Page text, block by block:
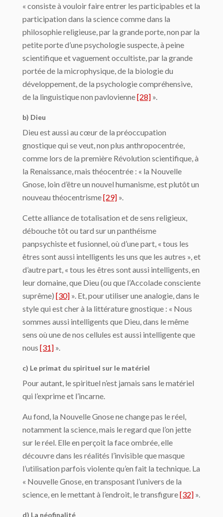
« consiste à vouloir faire entrer les participables et la
participation dans la science comme dans la
philosophie religieuse, par la grande porte, non par la
petite porte d’une psychologie suspecte, à peine
scientifique et vaguement occultiste, par la grande
portée de la microphysique, de la biologie du
développement, de la psychologie compréhensive,
de la linguistique non pavlovienne[28] ».
b) Dieu
Dieu est aussi au cœur de la préoccupation
gnostique qui se veut, non plus anthropo­centrée,
comme lors de la première Révolution scientifique, à
la Renaissance, mais théo­centrée : « la Nouvelle
Gnose, loin d’être un nouvel humanisme, est plutôt un
nouveau théocentrisme[29] ».
Cette alliance de totalisation et de sens religieux,
débouche tôt ou tard sur un pan­théisme
panpsychiste et fusionnel, où d’une part, « tous les
êtres sont aussi intelligents les uns que les autres », et
d’autre part, « tous les êtres sont aussi intelligents, en
leur do­maine, que Dieu (ou que l’Accolade consciente
suprême) [30] ». Et, pour utiliser une analogie, dans le
style qui est cher à la littérature gnostique : « Nous
sommes aussi intel­ligents que Dieu, dans le même
sens où une de nos cellules est aussi intelligente que
nous [31] ».
c) Le primat du spirituel sur le matériel
Pour autant, le spirituel n’est jamais sans le matériel
qui l’exprime et l’incarne.
Au fond, la Nouvelle Gnose ne change pas le réel,
notamment la science, mais le re­gard que l’on jette
sur le réel. Elle en perçoit la face ombrée, elle
découvre dans les réali­tés l’invisible que masque
l’utilisation parfois violente qu’en fait la technique. La
« Nouvelle Gnose, en transposant l’univers de la
science, en le mettant à l’endroit, le transfigure[32] ».
d) La néofinalité